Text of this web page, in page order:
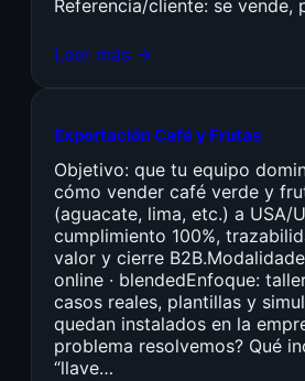
Referencia/cliente: se vende,
Leer más →
Exportación Café y Frutas
Objetivo: que tu equipo
cómo vender café verde y
(aguacate, lima, etc.) a USA/
cumplimiento 100%,
valor y cierre
online · blendedEnfoque:
casos reales, plantillas y
quedan instalados en la
problema resolvemos? Qué
“llave…